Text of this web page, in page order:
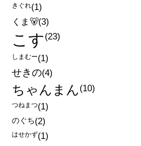
きぐれ(1)
くま🐻(3)
こす(23)
しまむー(1)
せきの(4)
ちゃんまん(10)
つねまつ(1)
のぐち(2)
はせかず(1)